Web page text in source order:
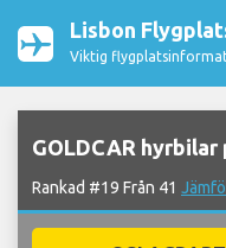
Lisbon
Viktig
GOLDCAR
Rankad #19 Från 41